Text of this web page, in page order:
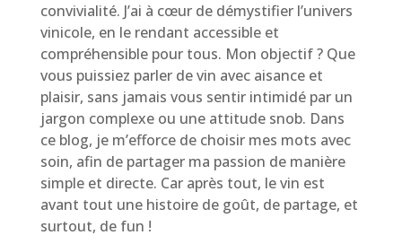
convivialité. J’ai à cœur de démystifier l’univers
vinicole, en le rendant accessible et
compréhensible pour tous. Mon objectif ? Que
vous puissiez parler de vin avec aisance et
plaisir, sans jamais vous sentir intimidé par un
jargon complexe ou une attitude snob. Dans
ce blog, je m’efforce de choisir mes mots avec
soin, afin de partager ma passion de manière
simple et directe. Car après tout, le vin est
avant tout une histoire de goût, de partage, et
surtout, de fun !